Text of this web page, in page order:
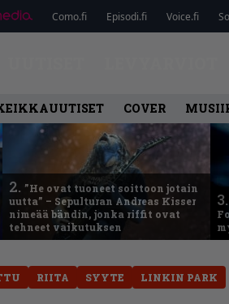
Como.fi Episodi.fi Voice.fi
COVER
2. ”He ovat tuoneet soittoon jotain
uutta” – Sepulturan Andreas Kisser
nimeää bändin, jonka riffit ovat
tehneet vaikutuksen
3.
RIITA SYYTE LINKIN PARK